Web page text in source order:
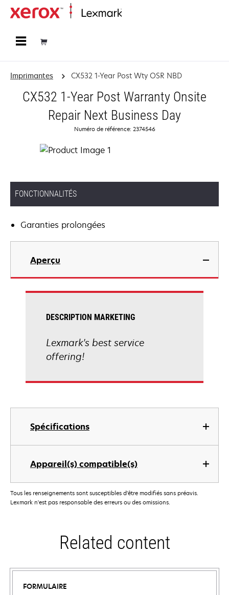
Imprimantes CX532 1-Year Post Wty OSR NBD
CX532 1-Year Post Warranty Onsite
Repair Next Business Day
Numéro de référence: 2374546
FONCTIONNALITÉS
Garanties prolongées
Aperçu
Spécifications
Appareil(s) compatible(s)
DESCRIPTION MARKETING
Lexmark's best service
offering!
Tous les renseignements sont susceptibles d'être modifiés sans préavis.
Lexmark n'est pas responsable des erreurs ou des omissions.
Related content
FORMULAIRE